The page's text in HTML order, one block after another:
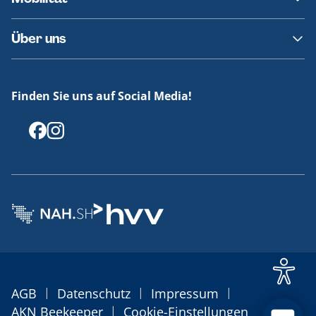
Fundsachen
Häufige Fragen
Barrierefreies Reisen
Erklärung Barrierefreiheit
Über uns
Offenlegungen
Finden Sie uns auf Social Media!
AGB | Datenschutz | Impressum |
AKN Beekeeper | Cookie-Einstellungen